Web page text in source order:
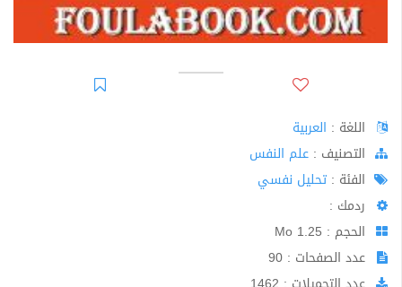
اللغة : العربية
اﻟﺘﺼﻨﻴﻒ : علم النفس
الفئة : تحليل نفسي
ردمك :
الحجم : 1.25 Mo
عدد الصفحات : 90